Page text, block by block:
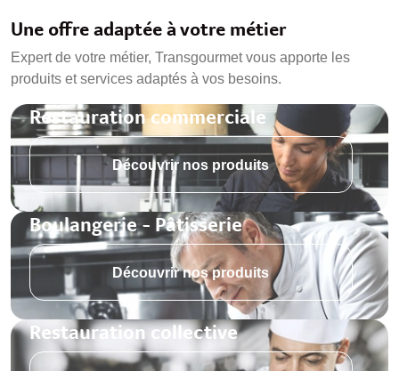
Une offre adaptée à votre métier
Expert de votre métier, Transgourmet vous apporte les
produits et services adaptés à vos besoins.
Restauration commerciale
Découvrir nos produits
Boulangerie - Pâtisserie
Découvrir nos produits
Restauration collective